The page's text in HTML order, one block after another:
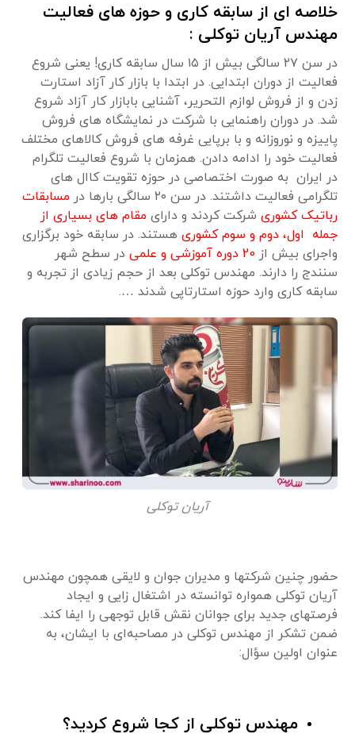
خلاصه ای از سابقه کاری و حوزه های فعالیت
مهندس آریان توکلی :
در سن ۲۷ سالگی بیش از ۱۵ سال سابقه کاری! یعنی شروع
فعالیت از دوران ابتدایی. در ابتدا با بازار کار آزاد استارت
زدن و از فروش لوازم التحریر، آشنایی بابازار کار آزاد شروع
شد. در دوران راهنمایی با شرکت در نمایشگاه های فروش
پاییزه و نوروزانه و با برپایی غرفه های فروش کالاهای مختلف
فعالیت خود را ادامه دادن. همزمان با شروع فعالیت تلگرام
در ایران به صورت اختصاصی در حوزه تقویت کاال های
تلگرامی فعالیت داشتند. در سن ۲۰ سالگی بارها در
مسابقات
رباتیک کشوری شرکت کردند و دارای مقام های بسیاری از
جمله اول، دوم و سوم کشوری هستند. در سابقه خود برگزاری
واجرای بیش از
در سطح شهر
سنندج را دارند. مهندس توکلی بعد از حجم زیادی از تجربه و
سابقه کاری وارد حوزه استارتاپی شدند ….
آریان توکلی
حضور چنین شرکتها و مدیران جوان و لایقی همچون مهندس
آریان توکلی همواره توانسته در اشتغال زایی و ایجاد
فرصتهای جدید برای جوانان نقش قابل توجهی را ایفا کند.
ضمن تشکر از مهندس توکلی در مصاحبه‌ای با ایشان، به
عنوان اولین سؤال:
مهندس توکلی از کجا شروع کردید؟